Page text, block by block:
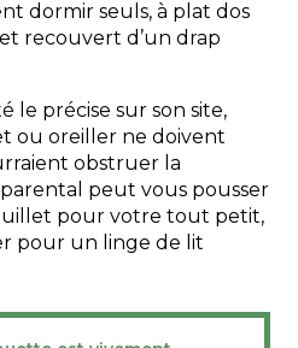
dormir seuls, à plat dos
recouvert d’un drap
le précise sur son site,
ou oreiller ne doivent
obstruer la
parental peut vous pousser
pour votre tout petit,
pour un linge de lit